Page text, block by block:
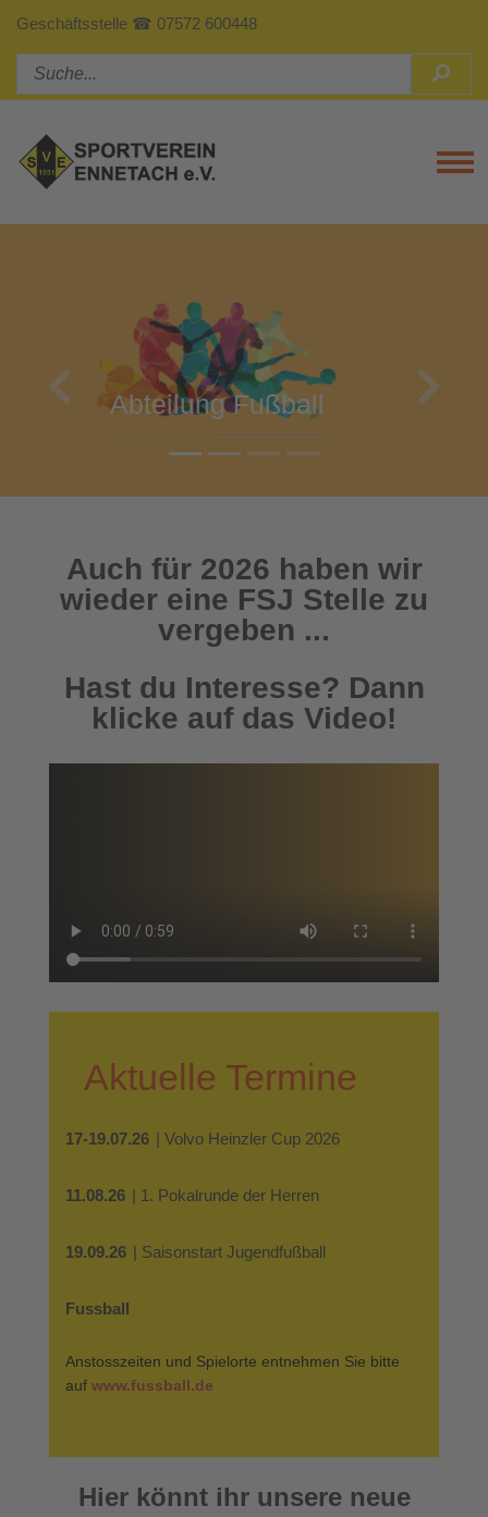
Geschäftsstelle ☎ 07572 600448
Abteilung Turnen
Previous
Auch für 2026 haben wir
wieder eine FSJ Stelle zu
vergeben ...
Hast du Interesse? Dann
klicke auf das Video!
Aktuelle Termine
17-19.07.26 | Volvo Heinzler Cup 2026
11.08.26 | 1. Pokalrunde der Herren
19.09.26 | Saisonstart Jugendfußball
Fussball
Anstosszeiten und Spielorte entnehmen Sie bitte
auf www.fussball.de
Hier könnt ihr unsere neue